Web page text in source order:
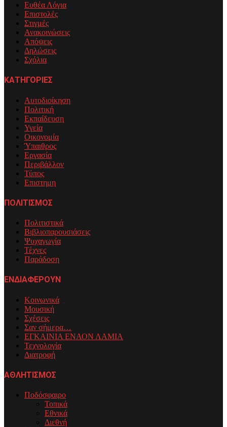
Ευθέα Λόγια
Επιστολές
Στιγμές
Ανακοινώσεις
Απόψεις
Δηλώσεις
Σχόλια
ΚΑΤΗΓΟΡΙΕΣ
Αυτοδιοίκηση
Πολιτική
Εκπαίδευση
Υγεία
Οικονομία
Ύπαιθρος
Εργασία
Περιβάλλον
Τύπος
Επιστημη
ΠΟΛΙΤΙΣΜΟΣ
Πολιτιστικά
Βιβλιοπαρουσιάσεις
Ψυχαγωγία
Τέχνες
Παράδοση
ΕΝΔΙΑΦΕΡΟΥΝ
Κοινωνικά
Μουσική
Σχέσεις
Σαν σήμερα…
ΕΓΚΑΙΝΙΑ ΕΝΑΟΝ ΛΑΜΙΑ
Τεχνολογία
Διατροφή
ΑΘΛΗΤΙΣΜΟΣ
Ποδόσφαιρο
Τοπικά
Εθνικά
Διεθνή